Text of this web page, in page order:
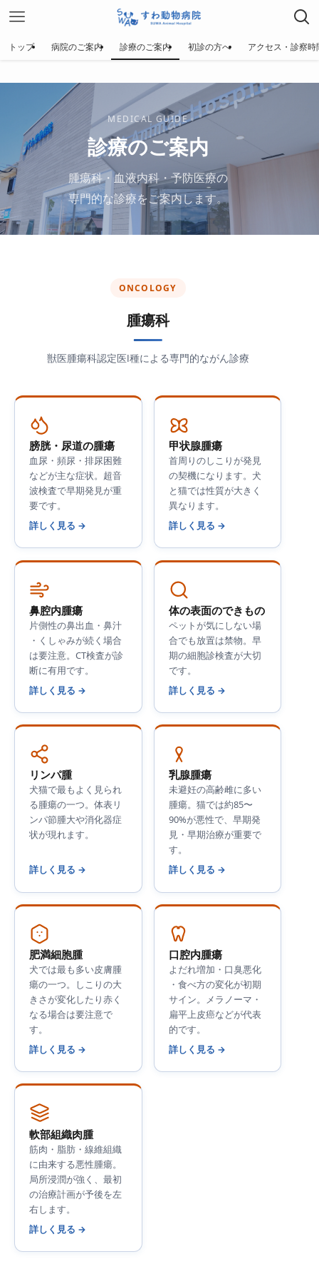
トップ 病院のご案内 診療のご案内 初診の方へ アクセス・診察時
MEDICAL GUIDE
診療のご案内
腫瘍科・血液内科・予防医療の
専門的な診療をご案内します。
ONCOLOGY
腫瘍科
獣医腫瘍科認定医Ⅰ種による専門的ながん診療
膀胱・尿道の腫瘍
血尿・頻尿・排尿困難
などが主な症状。超音
波検査で早期発見が重
要です。
詳しく見る →
甲状腺腫瘍
首周りのしこりが発見
の契機になります。犬
と猫では性質が大きく
異なります。
詳しく見る →
鼻腔内腫瘍
片側性の鼻出血・鼻汁
・くしゃみが続く場合
は要注意。CT検査が診
断に有用です。
詳しく見る →
体の表面のできもの
ペットが気にしない場
合でも放置は禁物。早
期の細胞診検査が大切
です。
詳しく見る →
リンパ腫
犬猫で最もよく見られ
る腫瘍の一つ。体表リ
ンパ節腫大や消化器症
状が現れます。
詳しく見る →
乳腺腫瘍
未避妊の高齢雌に多い
腫瘍。猫では約85〜
90%が悪性で、早期発
見・早期治療が重要で
す。
詳しく見る →
肥満細胞腫
犬では最も多い皮膚腫
瘍の一つ。しこりの大
きさが変化したり赤く
なる場合は要注意で
す。
詳しく見る →
口腔内腫瘍
よだれ増加・口臭悪化
・食べ方の変化が初期
サイン。メラノーマ・
扁平上皮癌などが代表
的です。
詳しく見る →
軟部組織肉腫
筋肉・脂肪・線維組織
に由来する悪性腫瘍。
局所浸潤が強く、最初
の治療計画が予後を左
右します。
詳しく見る →